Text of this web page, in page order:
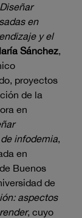
Diseñar
en
y el
Sánchez
proyectos
de la
en
infodemia
en
Buenos
de
aspectos
, cuyo